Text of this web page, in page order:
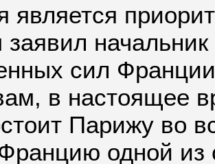
является
сил
в настоящее
Парижу во
одной из